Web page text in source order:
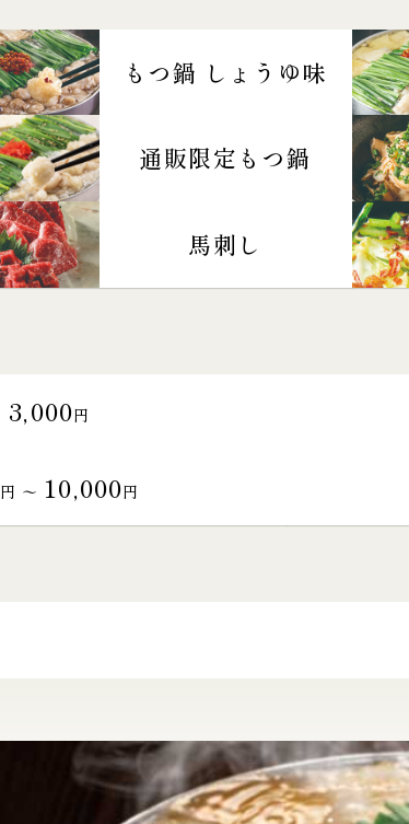
もつ鍋 しょうゆ味
通販限定もつ鍋
馬刺し
3,000円
円 〜 10,000円